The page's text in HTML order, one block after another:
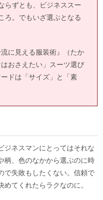
らずとも、ビジネススー
ろ。でもいざ選ぶとなる
に見える服装術』（たか
おさえたい」スーツ選び
ドは「サイズ」と「素
ジネスマンにとってはそれな
柄、色のなかから選ぶのに時
で失敗もしたくない。信頼で
てくれたらラクなのに。